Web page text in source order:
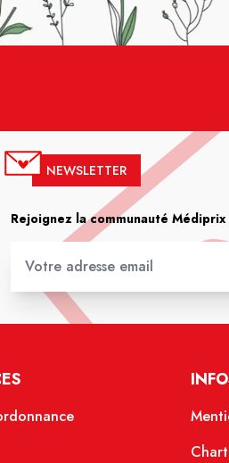
NEWSLETTER
Rejoignez la communauté Médiprix